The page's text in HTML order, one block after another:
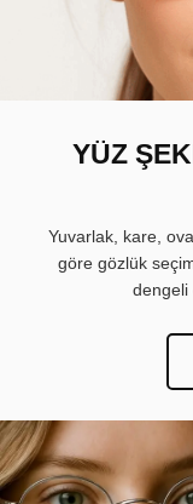
YÜZ
Yuvarlak, kare,
göre gözlük
dengeli